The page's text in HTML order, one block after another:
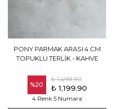
PONY PARMAK ARASI 4 CM
TOPUKLU TERLİK - KAHVE
%20
₺ 1,499.90
₺ 1,199.90
4 Renk 5 Numara